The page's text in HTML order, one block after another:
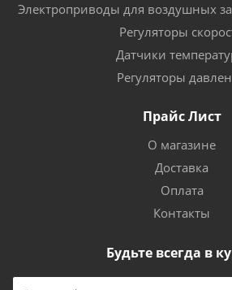
Электроприводы для воздушных
Регуляторы
Датчики
Регуляторы
Прайс Лист
О магазине
Доставка
Оплата
Контакты
Будьте всегда в